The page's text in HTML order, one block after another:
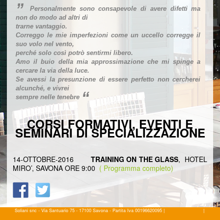
”
Personalmente sono consapevole di avere difetti ma
non do modo ad altri di
trarne vantaggio.
Correggo le mie imperfezioni come un uccello corregge il
suo volo nel vento,
perché solo così potrò sentirmi libero.
Amo il buio della mia approssimazione che mi spinge a
cercare la via della luce.
Se avessi la presunzione di essere perfetto non cercherei
alcunché, e vivrei
sempre nelle tenebre “
CORSI FORMATIVI, EVENTI E
SEMINARI DI SPECIALIZZAZIONE
14-OTTOBRE-2016TRAINING ON THE GLASS, HOTEL
MIRO’, SAVONA ORE 9:00 ( Programma completo)
Soliani snc - Via Santuario 75 - 17100 Savona - Partita Iva 00196620095 | |